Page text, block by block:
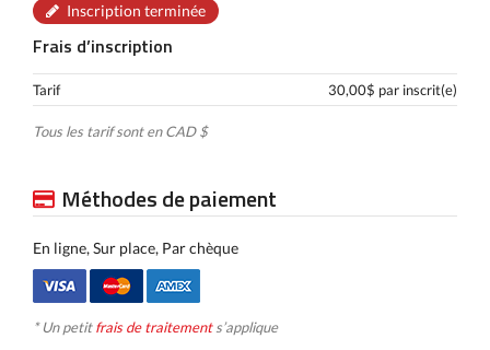
Inscription terminée
Frais d’inscription
Tarif 30,00$ par inscrit(e)
Tous les tarif sont en CAD $
Méthodes de paiement
En ligne, Sur place, Par chèque
* Un petitfrais de traitements’applique